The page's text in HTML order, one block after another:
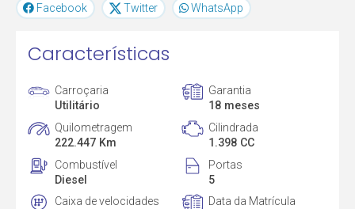
Facebook Twitter WhatsApp
Características
Carroçaria
Utilitário
Garantia
18 meses
Quilometragem
222.447 Km
Cilindrada
1.398 CC
Combustível
Diesel
Portas
5
Caixa de velocidades
Data da Matrícula